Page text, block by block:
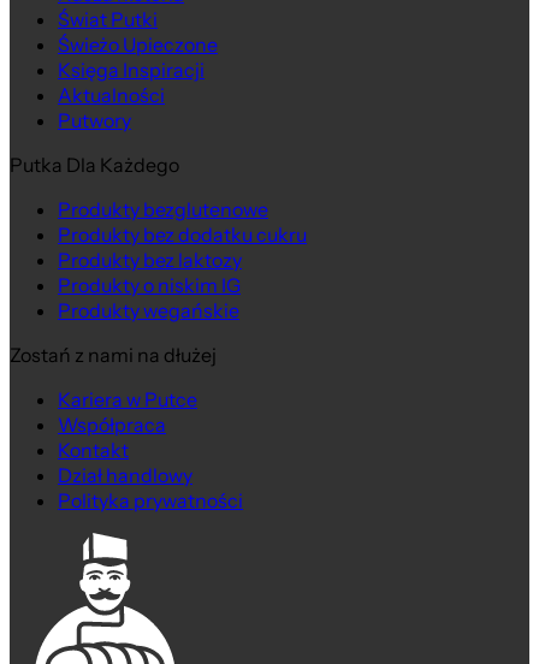
Świat Putki
Świeżo Upieczone
Księga Inspiracji
Aktualności
Putwory
Putka Dla Każdego
Produkty bezglutenowe
Produkty bez dodatku cukru
Produkty bez laktozy
Produkty o niskim IG
Produkty wegańskie
Zostań z nami na dłużej
Kariera w Putce
Współpraca
Kontakt
Dział handlowy
Polityka prywatności